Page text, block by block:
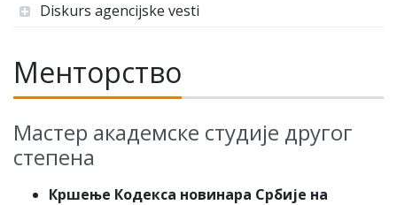
Diskurs agencijske vesti
Менторство
Мастер академске студије другог
степена
Кршење Кодекса новинара Србије на